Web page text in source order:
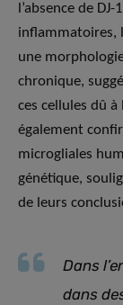
l’absence de
inflammatoires,
une
chronique,
ces cellules dû à
également
microgliales
génétique,
de leurs
Dans
dans